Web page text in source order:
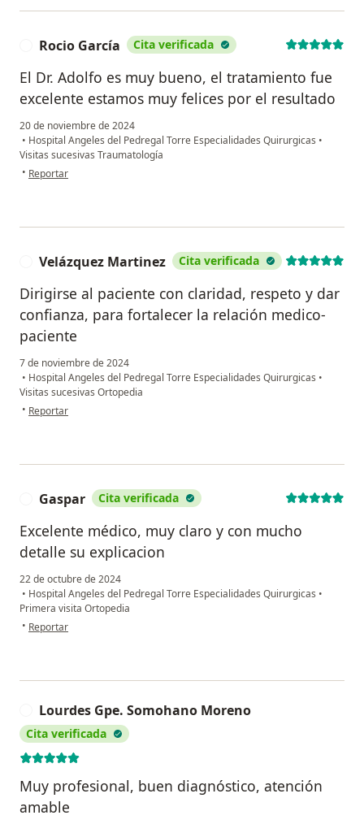
Rocio García Cita verificada
El Dr. Adolfo es muy bueno, el tratamiento fue
excelente estamos muy felices por el resultado
20 de noviembre de 2024
• Hospital Angeles del Pedregal Torre Especialidades Quirurgicas •
Visitas sucesivas Traumatología
• en opinión del usuario Rocio García
Reportar
Velázquez Martinez Cita verificada
Dirigirse al paciente con claridad, respeto y dar
confianza, para fortalecer la relación medico-
paciente
7 de noviembre de 2024
• Hospital Angeles del Pedregal Torre Especialidades Quirurgicas •
Visitas sucesivas Ortopedia
• en opinión del usuario Velázquez Martinez
Reportar
Gaspar Cita verificada
Excelente médico, muy claro y con mucho
detalle su explicacion
22 de octubre de 2024
• Hospital Angeles del Pedregal Torre Especialidades Quirurgicas •
Primera visita Ortopedia
• en opinión del usuario Gaspar
Reportar
Lourdes Gpe. Somohano Moreno
Cita verificada
Muy profesional, buen diagnóstico, atención
amable